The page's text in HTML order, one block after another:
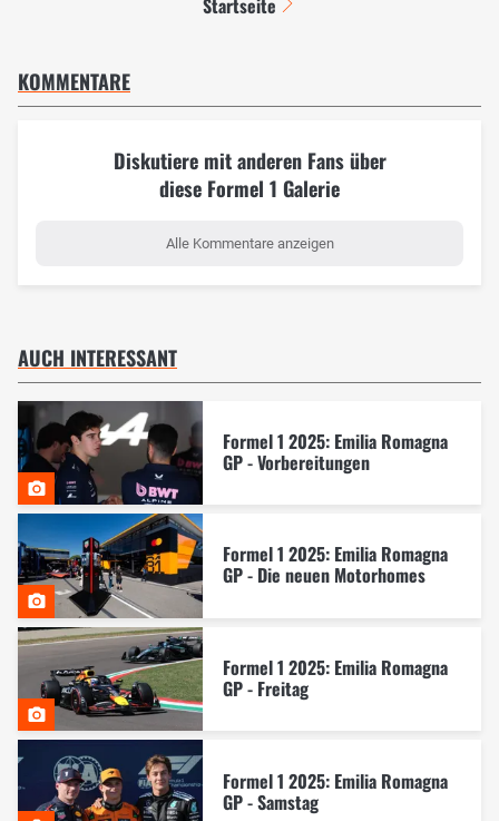
KOMMENTARE
Diskutiere mit anderen Fans über
diese Formel 1 Galerie
Alle Kommentare anzeigen
AUCH INTERESSANT
Formel 1 2025: Emilia Romagna
GP - Vorbereitungen
Formel 1 2025: Emilia Romagna
GP - Die neuen Motorhomes
Formel 1 2025: Emilia Romagna
GP - Freitag
Formel 1 2025: Emilia Romagna
GP - Samstag